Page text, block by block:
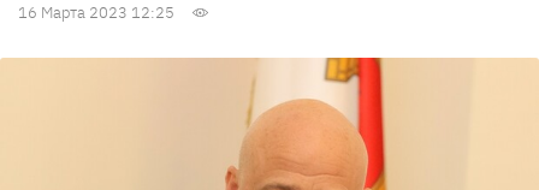
16 Марта 2023 12:25